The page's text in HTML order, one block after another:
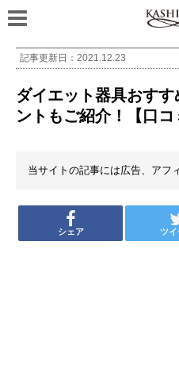
記事更新日： 2021.12.23
ダイエット器具おす
ントもご紹介！【口コ
当サイトの記事には広告、アフ
シェア ツイ